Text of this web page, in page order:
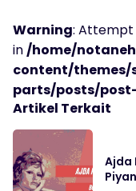
Warning: Attempt
in /home/
content/
parts/posts/
Artikel Terkait
Ajda